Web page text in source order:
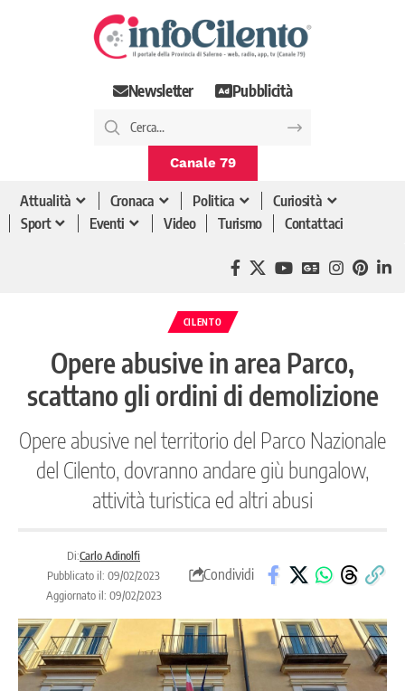
Newsletter Pubblicità
Canale 79
Attualità Cronaca Politica
Curiosità
Sport
Eventi Video Turismo Contattaci
CILENTO
Opere abusive in area Parco,
scattano gli ordini di demolizione
Opere abusive nel territorio del Parco Nazionale
del Cilento, dovranno andare giù bungalow,
attività turistica ed altri abusi
Di:Carlo Adinolfi
Pubblicato il: 09/02/2023
Aggiornato il: 09/02/2023
Condividi